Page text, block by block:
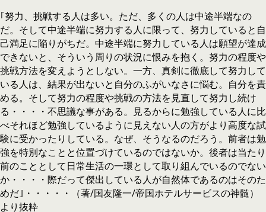
｢努力、挑戦する人は多い。ただ、多くの人は中途半端なの
だ。そして中途半端に努力する人に限って、努力していると自
己満足に陥りがちだ。中途半端に努力している人は願望が達成
できないと、そういう周りの状況に恨みを抱く。努力の程度や
挑戦方法を変えようとしない。一方、真剣に徹底して努力して
いる人は、結果が出ないと自分のふがいなさに悩む。自分を責
める。そして努力の程度や挑戦の方法を見直して努力し続け
る・・・・不思議な事がある。見るからに勉強している人に比
べそれほど勉強しているように見えない人の方がより高度な試
験に受かったりしている。なぜ、そうなるのだろう。前者は勉
強を特別なことと位置づけているのではないか。後者は当たり
前のこととして日常生活の一環として取り組んでいるのでない
か・・・・際だって傑出している人が自然体であるのはそのた
めだ｣・・・・・（著/国友隆一/帝国ホテルサービスの神髄）
より抜粋